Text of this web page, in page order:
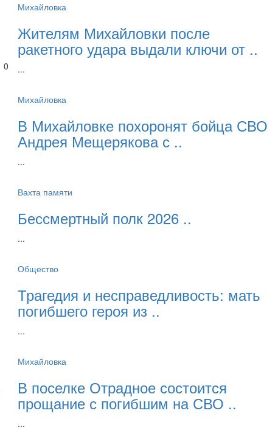
0
Михайловка
Жителям Михайловки после
ракетного удара выдали ключи от ..
...
Михайловка
В Михайловке похоронят бойца СВО
Андрея Мещерякова с ..
...
Вахта памяти
Бессмертный полк 2026 ..
...
Общество
Трагедия и несправедливость: мать
погибшего героя из ..
...
Михайловка
В поселке Отрадное состоится
прощание с погибшим на СВО ..
...